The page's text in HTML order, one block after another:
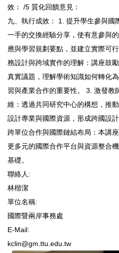
效： /5 質化回饋意見：
九、執行成效： 1. 提升學生參與國
一手的交換經驗分享，使有意參與
應與學習規劃要點，並建立實際可
務設計與跨域實作的理解：講座鼓
真實議題，理解學術知識如何轉化
習與產業合作的重要性。 3. 激發教
維：透過共同研究中心的構想，推
設計專業與國際資源，形成跨國設
跨單位合作與國際鏈結布局：本講
更多元的國際合作平台與資源整合
基礎。
聯絡人:
林楷潔
單位名稱:
國際暨兩岸事務處
E-Mail:
kclin@gm.ttu.edu.tw